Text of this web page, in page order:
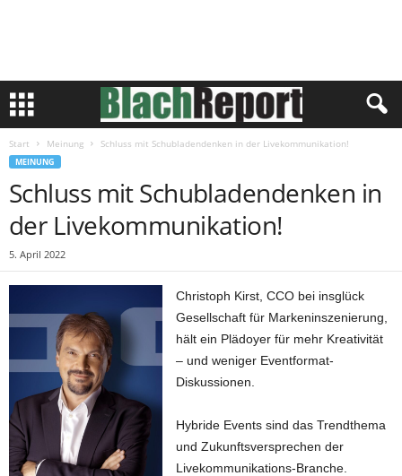
Start Meinung Schluss mit Schubladendenken in der Livekommunikation!
MEINUNG
Schluss mit Schubladendenken in
der Livekommunikation!
5. April 2022
Christoph Kirst, CCO bei insglück
Gesellschaft für Markeninszenierung,
hält ein Plädoyer für mehr Kreativität
– und weniger Eventformat-
Diskussionen.
Hybride Events sind das Trendthema
und Zukunftsversprechen der
Livekommunikations-Branche.